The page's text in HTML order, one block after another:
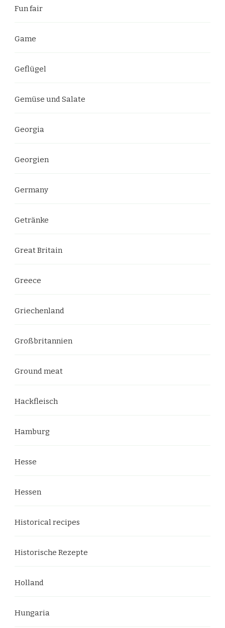
Fun fair
Game
Geflügel
Gemüse und Salate
Georgia
Georgien
Germany
Getränke
Great Britain
Greece
Griechenland
Großbritannien
Ground meat
Hackfleisch
Hamburg
Hesse
Hessen
Historical recipes
Historische Rezepte
Holland
Hungaria